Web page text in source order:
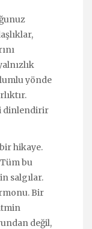
yönde
dinlendirir
hikaye.
bu
salgılar.
Bir
değil,